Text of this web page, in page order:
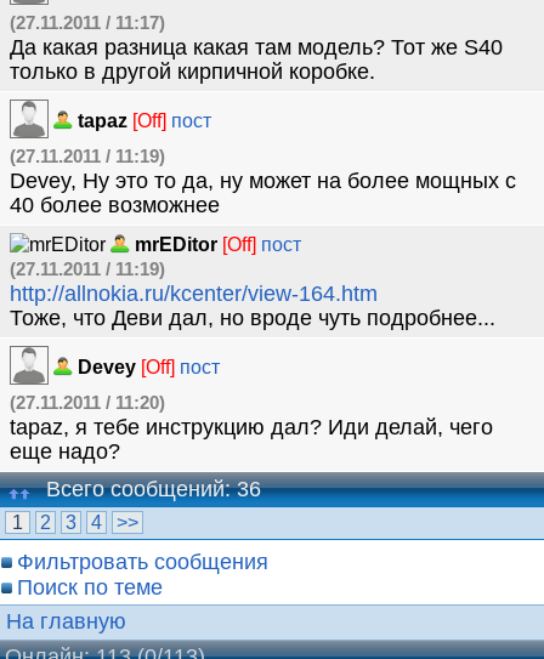
(27.11.2011 / 11:17)
Да какая разница какая там модель? Тот же S40
только в другой кирпичной коробке.
tapaz [Off] пост
(27.11.2011 / 11:19)
Devey, Ну это то да, ну может на более мощных с
40 более возможнее
mrEDitor [Off] пост
(27.11.2011 / 11:19)
http://allnokia.ru/kcenter/view-164.htm
Тоже, что Деви дал, но вроде чуть подробнее...
Devey [Off] пост
(27.11.2011 / 11:20)
tapaz, я тебе инструкцию дал? Иди делай, чего
еще надо?
Всего сообщений: 36
1 2 3 4 >>
Фильтровать сообщения
Поиск по теме
На главную